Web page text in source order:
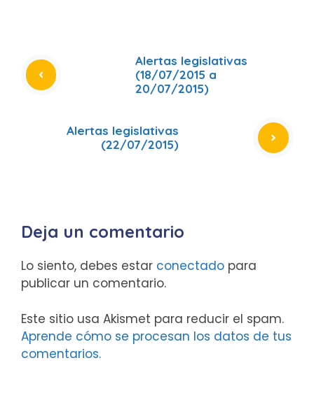
Alertas legislativas
(18/07/2015 a
20/07/2015)
Alertas legislativas
(22/07/2015)
Deja un comentario
Lo siento, debes estar conectado para
publicar un comentario.
Este sitio usa Akismet para reducir el spam.
Aprende cómo se procesan los datos de tus
comentarios.